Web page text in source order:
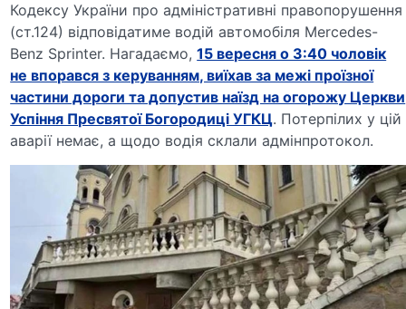
Кодексу України про адміністративні правопорушення
(ст.124) відповідатиме водій автомобіля Mercedes-
Benz Sprinter. Нагадаємо,15 вересня о 3:40 чоловік
не впорався з керуванням, виїхав за межі проїзної
частини дороги та допустив наїзд на огорожу Церкви
Успіння Пресвятої Богородиці УГКЦ. Потерпілих у цій
аварії немає, а щодо водія склали адмінпротокол.